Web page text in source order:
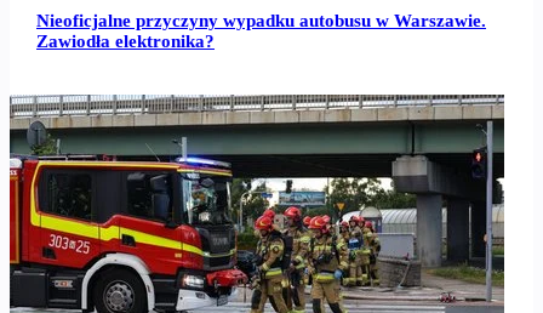
Nieoficjalne przyczyny wypadku autobusu w Warszawie.
Zawiodła elektronika?